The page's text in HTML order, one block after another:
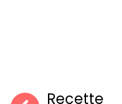
Recette